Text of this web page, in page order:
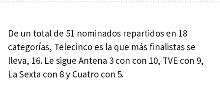
De un total de 51 nominados repartidos en 18
categorías, Telecinco es la que más finalistas se
lleva, 16. Le sigue Antena 3 con con 10, TVE con 9,
La Sexta con 8 y Cuatro con 5.